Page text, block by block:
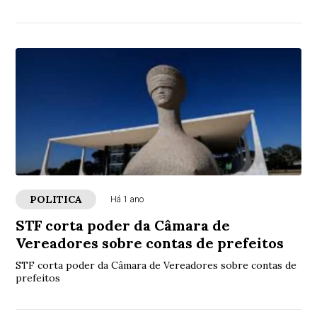
POLITICA Há 1 ano
STF corta poder da Câmara de
Vereadores sobre contas de prefeitos
STF corta poder da Câmara de Vereadores sobre contas de
prefeitos